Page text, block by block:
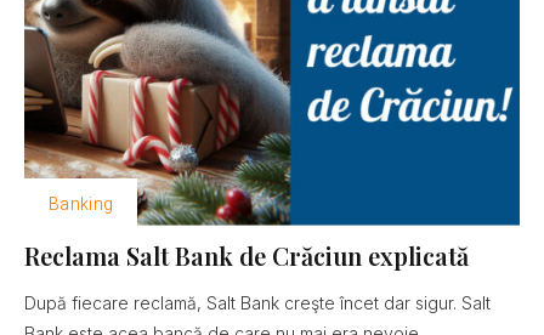
Banking
Reclama Salt Bank de Crăciun explicată
După fiecare reclamă, Salt Bank creşte încet dar sigur. Salt